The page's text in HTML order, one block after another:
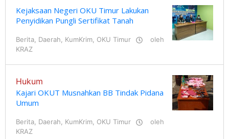
Kejaksaan Negeri OKU Timur Lakukan
Penyidikan Pungli Sertifikat Tanah
Berita Daerah KumKrim OKU Timur
oleh
KRAZ
Hukum
Kajari OKUT Musnahkan BB Tindak Pidana
Umum
Berita Daerah KumKrim OKU Timur
oleh
KRAZ